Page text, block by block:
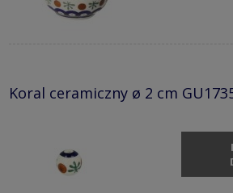
Koral ceramiczny ø 2 cm